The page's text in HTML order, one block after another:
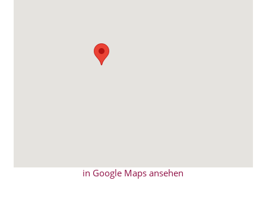
in Google Maps ansehen